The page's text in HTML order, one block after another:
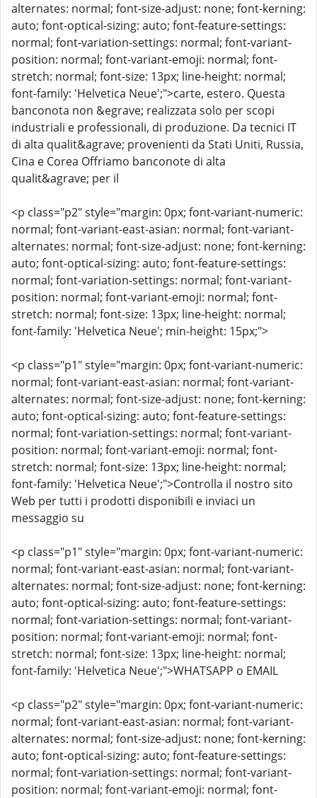
alternates: normal; font-size-adjust: none; font-kerning:
auto; font-optical-sizing: auto; font-feature-settings:
normal; font-variation-settings: normal; font-variant-
position: normal; font-variant-emoji: normal; font-
stretch: normal; font-size: 13px; line-height: normal;
font-family: 'Helvetica Neue';">carte, estero. Questa
banconota non &egrave; realizzata solo per scopi
industriali e professionali, di produzione. Da tecnici IT
di alta qualit&agrave; provenienti da Stati Uniti, Russia,
Cina e Corea Offriamo banconote di alta
qualit&agrave; per il
<p class="p2" style="margin: 0px; font-variant-numeric:
normal; font-variant-east-asian: normal; font-variant-
alternates: normal; font-size-adjust: none; font-kerning:
auto; font-optical-sizing: auto; font-feature-settings:
normal; font-variation-settings: normal; font-variant-
position: normal; font-variant-emoji: normal; font-
stretch: normal; font-size: 13px; line-height: normal;
font-family: 'Helvetica Neue'; min-height: 15px;">
<p class="p1" style="margin: 0px; font-variant-numeric:
normal; font-variant-east-asian: normal; font-variant-
alternates: normal; font-size-adjust: none; font-kerning:
auto; font-optical-sizing: auto; font-feature-settings:
normal; font-variation-settings: normal; font-variant-
position: normal; font-variant-emoji: normal; font-
stretch: normal; font-size: 13px; line-height: normal;
font-family: 'Helvetica Neue';">Controlla il nostro sito
Web per tutti i prodotti disponibili e inviaci un
messaggio su
<p class="p1" style="margin: 0px; font-variant-numeric:
normal; font-variant-east-asian: normal; font-variant-
alternates: normal; font-size-adjust: none; font-kerning:
auto; font-optical-sizing: auto; font-feature-settings:
normal; font-variation-settings: normal; font-variant-
position: normal; font-variant-emoji: normal; font-
stretch: normal; font-size: 13px; line-height: normal;
font-family: 'Helvetica Neue';">WHATSAPP o EMAIL
<p class="p2" style="margin: 0px; font-variant-numeric:
normal; font-variant-east-asian: normal; font-variant-
alternates: normal; font-size-adjust: none; font-kerning:
auto; font-optical-sizing: auto; font-feature-settings:
normal; font-variation-settings: normal; font-variant-
position: normal; font-variant-emoji: normal; font-